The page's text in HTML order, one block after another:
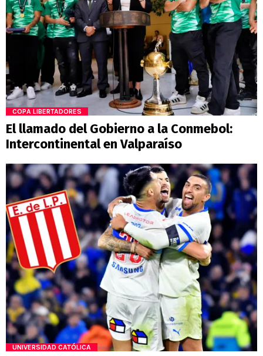
COPA LIBERTADORES
El llamado del Gobierno a la Conmebol:
Intercontinental en Valparaíso
UNIVERSIDAD CATÓLICA